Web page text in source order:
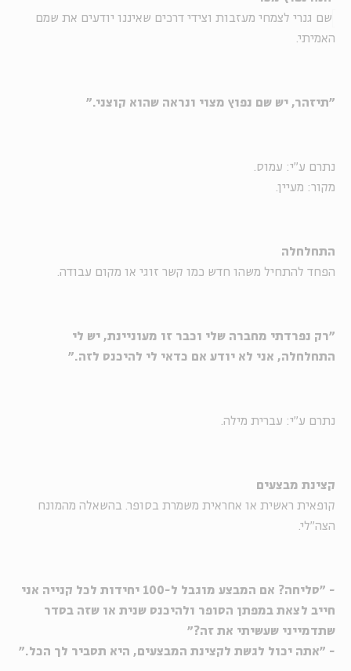
שם גנרי לצמחי מעזבות וצידי דרכים שאיננו יודעים את שמם
האמיתי.
"תיזהר, יש שם נפוץ מצוי ונראה שהוא קוצני."
נתרם ע"י: עמוס.
מקור: מעיין.
התחלחלה
הפחד להתחיל משהו חדש כמו קשר זוגי או מקום עבודה.
"רק נפרדתי מחברה שלי וכבר זו מעוניינת, יש לי
התחלחלה, אני לא יודע אם כדאי לי להיכנס לזה."
נתרם ע"י: עברית מילה.
קצינת מבצעים
קופאית ראשית או אחראית משמרת בסופר. בהשאלה מהמונח
הצה"לי.
- "סליחה? אם המבצע מוגבל ל-100 יחידות לכל קנייה אני
חייב לצאת במפתן הסופר ולהיכנס שנית או שזה בסדר
שתדמייני שעשיתי את זה?"
- "אתה יכול לגשת לקצינת המבצעים, היא תסביר לך הכל."